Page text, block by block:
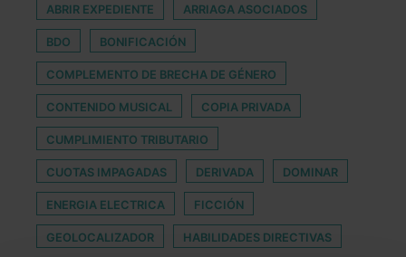
ABRIR EXPEDIENTE ARRIAGA ASOCIADOS
BDO BONIFICACIÓN
COMPLEMENTO DE BRECHA DE GÉNERO
CONTENIDO MUSICAL COPIA PRIVADA
CUMPLIMIENTO TRIBUTARIO
CUOTAS IMPAGADAS DERIVADA DOMINAR
ENERGIA ELECTRICA FICCIÓN
GEOLOCALIZADOR HABILIDADES DIRECTIVAS